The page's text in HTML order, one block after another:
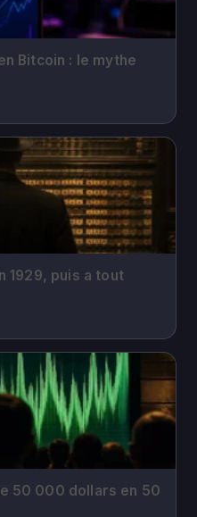
Bitcoin : le mythe
1929, puis a tout
50 000 dollars en 50